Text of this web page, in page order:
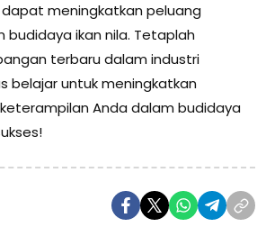
meningkatkan peluang
budidaya ikan nila. Tetaplah
terbaru dalam industri
belajar untuk meningkatkan
Anda dalam budidaya